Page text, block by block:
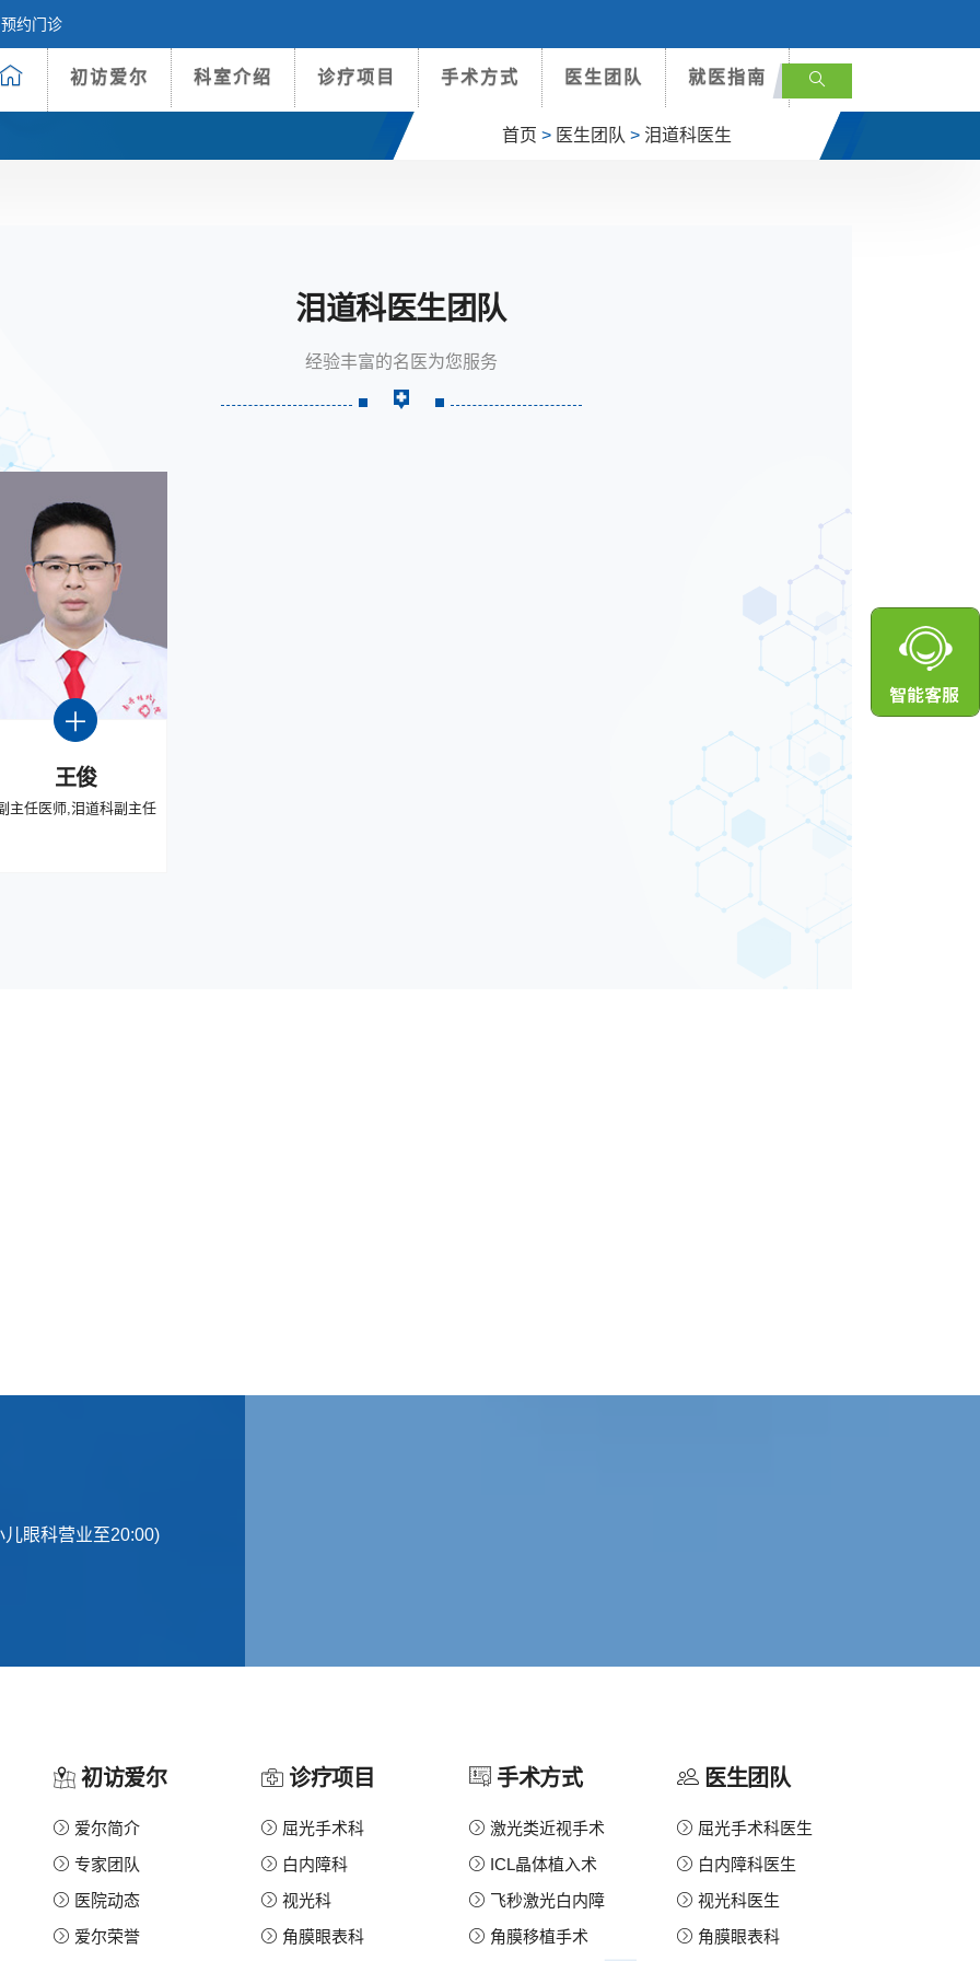
预约门诊
初访爱尔 科室介绍 诊疗项目 手术方式 医生团队 就医指南
首页 > 医生团队 > 泪道科医生
泪道科医生团队
经验丰富的名医为您服务
王俊
主任医师,泪道科副主任
眼科营业至20:00)
初访爱尔
爱尔简介
专家团队
医院动态
爱尔荣誉
诊疗项目
屈光手术科
白内障科
视光科
角膜眼表科
手术方式
激光类近视手术
ICL晶体植入术
飞秒激光白内障
角膜移植手术
医生团队
屈光手术科医生
白内障科医生
视光科医生
角膜眼表科